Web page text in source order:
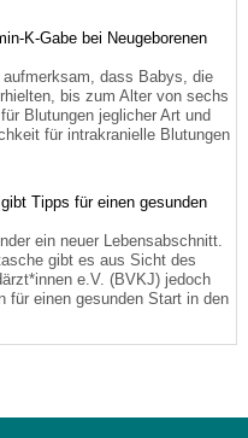
K-Gabe bei Neugeborenen
dass Babys, die
bis zum Alter von sechs
Blutungen jeglicher Art und
für intrakranielle Blutungen
Tipps für einen gesunden
ein neuer Lebensabschnitt.
gibt es aus Sicht des
e.V. (BVKJ) jedoch
für einen gesunden Start in den